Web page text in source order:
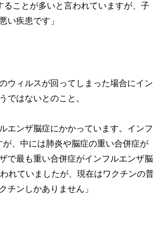
ことが多いと言われていますが、子
い疾患です」
ウィルスが回ってしまった場合にイン
ではないとのこと。
エンザ脳症にかかっています。インフ
、中には肺炎や脳症の重い合併症が
で最も重い合併症がインフルエンザ脳
れていましたが、現在はワクチンの普
チンしかありません」